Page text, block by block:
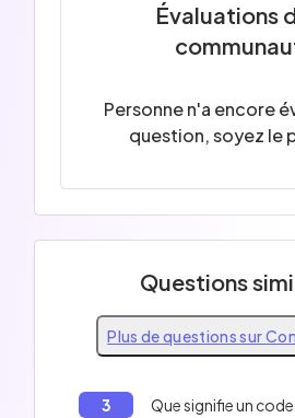
Évaluations
Personne n'a encore
question, soyez le
Questions
Plus de questions sur
3